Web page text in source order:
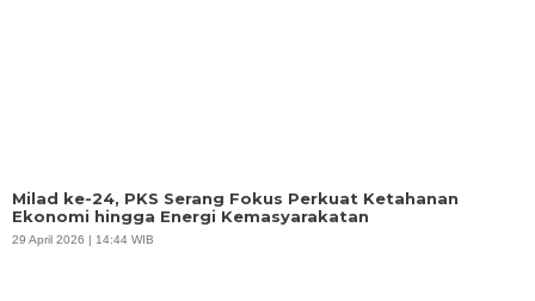
Milad ke-24, PKS Serang Fokus Perkuat Ketahanan
Ekonomi hingga Energi Kemasyarakatan
29 April 2026 | 14:44 WIB